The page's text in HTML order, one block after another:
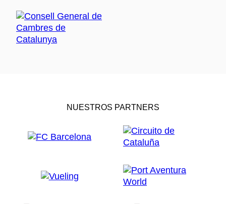
NUESTROS PARTNERS